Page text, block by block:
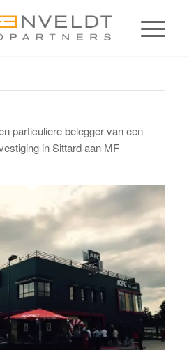
particuliere belegger van een
in Sittard aan MF